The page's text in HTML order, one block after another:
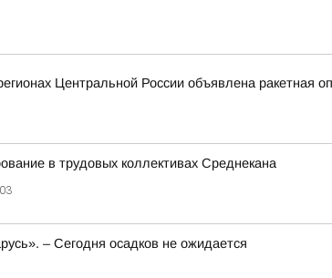
Центральной России объявлена ракетная
в трудовых коллективах Среднекана
– Сегодня осадков не ожидается